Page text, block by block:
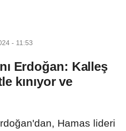
- 11:53
Erdoğan: Kalleş
kınıyor ve
Hamas lideri